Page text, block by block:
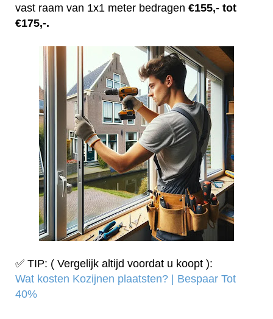
vast raam van 1x1 meter bedragen €155,- tot
€175,-.
✅ TIP: ( Vergelijk altijd voordat u koopt ):
Wat kosten Kozijnen plaatsten? | Bespaar Tot
40%‎